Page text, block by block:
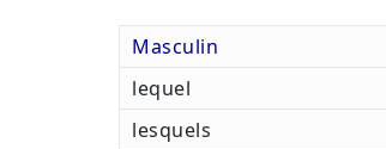
Masculin
lequel
lesquels